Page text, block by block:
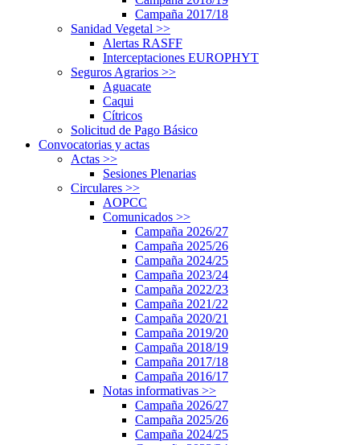
Campaña 2017/18
Sanidad Vegetal >>
Alertas RASFF
Interceptaciones EUROPHYT
Seguros Agrarios >>
Aguacate
Caqui
Cítricos
Solicitud de Pago Básico
Convocatorias y actas
Actas >>
Sesiones Plenarias
Circulares >>
AOPCC
Comunicados >>
Campaña 2026/27
Campaña 2025/26
Campaña 2024/25
Campaña 2023/24
Campaña 2022/23
Campaña 2021/22
Campaña 2020/21
Campaña 2019/20
Campaña 2018/19
Campaña 2017/18
Campaña 2016/17
Notas informativas >>
Campaña 2026/27
Campaña 2025/26
Campaña 2024/25